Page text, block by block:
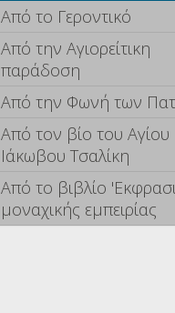
Από το Γεροντικό
Από την Αγιορείτικη
παράδοση
Από την Φωνή των
Από τον βίο του Αγίου
Ιάκωβου Τσαλίκη
Από το βιβλίο
μοναχικής εμπειρίας